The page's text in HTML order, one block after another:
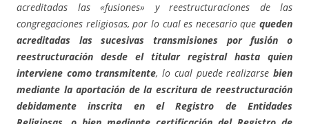
acreditadas las «fusiones» y reestructuraciones de las
congregaciones religiosas, por lo cual es necesario que queden
acreditadas las sucesivas transmisiones por fusión o
reestructuración desde el titular registral hasta quien
interviene como transmitente, lo cual puede realizarsebien
mediante la aportación de la escritura de reestructuración
debidamente inscrita en el Registro de Entidades